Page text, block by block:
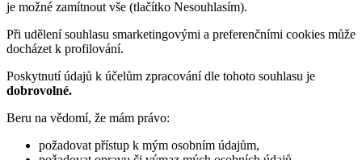
je možné zamítnout vše (tlačítko Nesouhlasím).
Při udělení souhlasu smarketingovými a preferenčními cookies může
docházet k profilování.
Poskytnutí údajů k účelům zpracování dle tohoto souhlasu je
dobrovolné.
Beru na vědomí, že mám právo:
požadovat přístup k mým osobním údajům,